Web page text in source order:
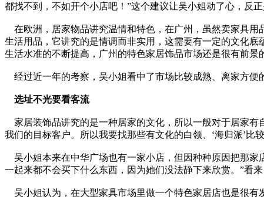
都找不到，不如开个小店吧！”这个建议让吴小姐动了心，反
在欧洲，居家物品讲究温情和特色，在广州，虽然卖家具用
生活用品，它讲究的是情调而非实用，这需要有一定的文化
生活水准的不断提高，广州的特色家居饰品市场还是很有前景
经过近一年的考察，吴小姐看中了市场比较成熟、离家方便
选址不光要看客流
家居装饰品讲究的是一种居家的文化，所以一般对于居家有
我们的目标客户。所以我要找那些有文化的白领、‘海归派’比
吴小姐本来在中华广场也有一家小店，但因种种原因把那家
一起来都不会买下什么东西，因为她们没法静下来欣赏。”看
吴小姐认为，在大型家具市场里做一个特色家居店也是很有